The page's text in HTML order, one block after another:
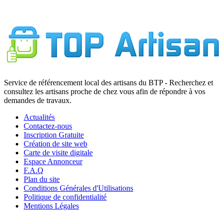
Service de référencement local des artisans du BTP - Recherchez et
consultez les artisans proche de chez vous afin de répondre à vos
demandes de travaux.
Actualités
Contactez-nous
Inscription Gratuite
Création de site web
Carte de visite digitale
Espace Annonceur
F.A.Q
Plan du site
Conditions Générales d'Utilisations
Politique de confidentialité
Mentions Légales